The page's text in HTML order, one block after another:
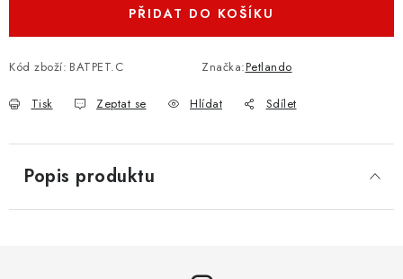
PŘIDAT DO KOŠÍKU
Kód zboží: BATPET.C Značka:Petlando
Tisk Zeptat se Hlídat Sdílet
Popis produktu